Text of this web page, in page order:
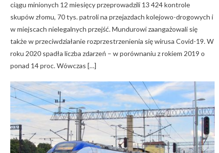
ciągu minionych 12 miesięcy przeprowadzili 13 424 kontrole
skupów złomu, 70 tys. patroli na przejazdach kolejowo-drogowych i
w miejscach nielegalnych przejść. Mundurowi zaangażowali się
także w przeciwdziałanie rozprzestrzenienia się wirusa Covid-19. W
roku 2020 spadła liczba zdarzeń – w porównaniu z rokiem 2019 o
ponad 14 proc. Wówczas […]